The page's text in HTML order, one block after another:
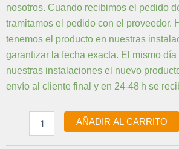
nosotros. Cuando recibimos el pedido
tramitamos el pedido con el proveedor.
tenemos el producto en nuestras
garantizar la fecha exacta. El mismo
nuestras instalaciones el nuevo
envío al cliente final y en 24-48 h se
AÑADIR AL CARRITO